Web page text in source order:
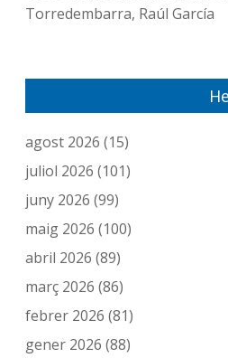
Torredembarra, Raúl García
agost 2026 (15)
juliol 2026 (101)
juny 2026 (99)
maig 2026 (100)
abril 2026 (89)
març 2026 (86)
febrer 2026 (81)
gener 2026 (88)